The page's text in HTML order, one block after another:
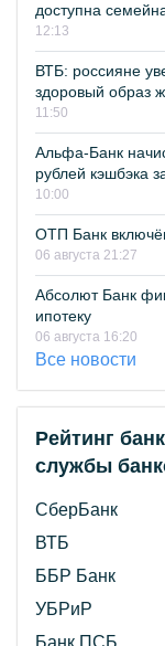
доступна
12:13
ВТБ: россияне
здоровый образ
11:50
Альфа-Банк
рублей кэшбэка
10:00
ОТП Банк
06 августа 21:27
Абсолют Банк
ипотеку
06 августа 16:20
Все новости
Рейтинг
службы
СберБанк
ВТБ
ББР Банк
УБРиР
Банк ПСБ